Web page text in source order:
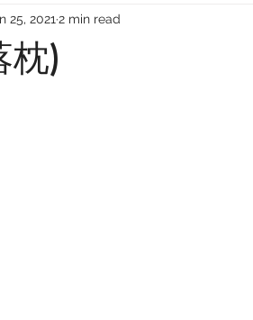
Staying Active (保持活躍)
枕)
25, 2021 2 min read